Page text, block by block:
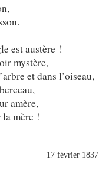
est austère !
mystère,
et dans l’oiseau,
amère,
mère !
17 février 1837.